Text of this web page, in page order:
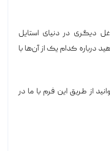
دیگری در دنیای استایل
درباره کدام یک از آن‌ها با
از طریق این فرم با ما در